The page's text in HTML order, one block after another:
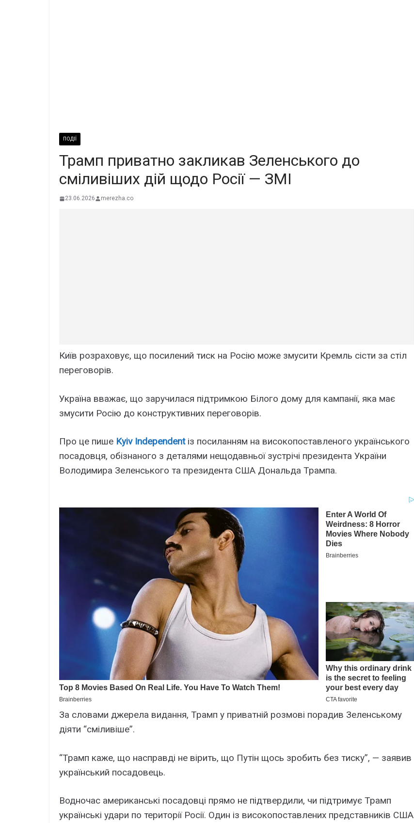
ПОДІЇ
Трамп приватно закликав Зеленського до
сміливіших дій щодо Росії — ЗМІ
23.06.2026 merezha.co
Київ розраховує, що посилений тиск на Росію може змусити Кремль сісти за стіл
переговорів.
Україна вважає, що заручилася підтримкою Білого дому для кампанії, яка має
змусити Росію до конструктивних переговорів.
Про це пише Kyiv Independent із посиланням на високопоставленого українського
посадовця, обізнаного з деталями нещодавньої зустрічі президента України
Володимира Зеленського та президента США Дональда Трампа.
За словами джерела видання, Трамп у приватній розмові порадив Зеленському
діяти “сміливіше”.
“Трамп каже, що насправді не вірить, що Путін щось зробить без тиску”, — заявив
український посадовець.
Водночас американські посадовці прямо не підтвердили, чи підтримує Трамп
українські удари по території Росії. Один із високопоставлених представників США